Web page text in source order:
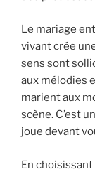
Le mariage
vivant crée
sens sont
aux mélodies
marient aux
scène. C’est
joue devant
En